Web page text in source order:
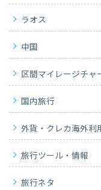
ラオス
中国
区間マイレージチャ
国内旅行
外貨・クレカ海外利
旅行ツール・情報
旅行ネタ